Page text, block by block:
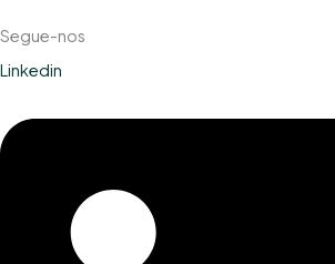
Segue-nos
Linkedin